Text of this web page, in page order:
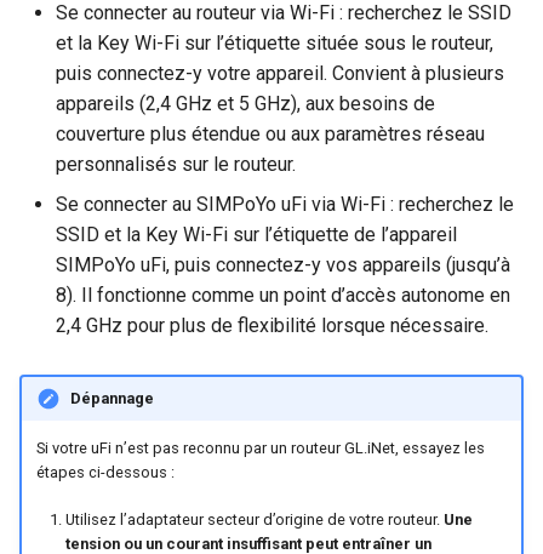
Se connecter au routeur via Wi-Fi : recherchez le SSID
et la Key Wi-Fi sur l’étiquette située sous le routeur,
puis connectez-y votre appareil. Convient à plusieurs
appareils (2,4 GHz et 5 GHz), aux besoins de
couverture plus étendue ou aux paramètres réseau
personnalisés sur le routeur.
Se connecter au SIMPoYo uFi via Wi-Fi : recherchez le
SSID et la Key Wi-Fi sur l’étiquette de l’appareil
SIMPoYo uFi, puis connectez-y vos appareils (jusqu’à
8). Il fonctionne comme un point d’accès autonome en
2,4 GHz pour plus de flexibilité lorsque nécessaire.
Dépannage
Si votre uFi n’est pas reconnu par un routeur GL.iNet, essayez les
étapes ci-dessous :
Utilisez l’adaptateur secteur d’origine de votre routeur. Une
tension ou un courant insuffisant peut entraîner un